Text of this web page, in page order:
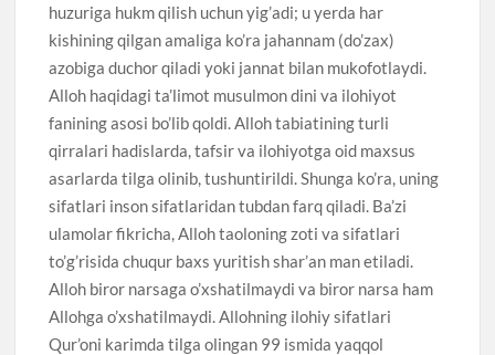
huzuriga hukm qilish uchun yig’adi; u yerda har
kishining qilgan amaliga ko’ra jahannam (do’zax)
azobiga duchor qiladi yoki jannat bilan mukofotlaydi.
Alloh haqidagi ta’limot musulmon dini va ilohiyot
fanining asosi bo’lib qoldi. Alloh tabiatining turli
qirralari hadislarda, tafsir va ilohiyotga oid maxsus
asarlarda tilga olinib, tushuntirildi. Shunga ko’ra, uning
sifatlari inson sifatlaridan tubdan farq qiladi. Ba’zi
ulamolar fikricha, Alloh taoloning zoti va sifatlari
to’g’risida chuqur baxs yuritish shar’an man etiladi.
Alloh biror narsaga o’xshatilmaydi va biror narsa ham
Allohga o’xshatilmaydi. Allohning ilohiy sifatlari
Qur’oni karimda tilga olingan 99 ismida yaqqol